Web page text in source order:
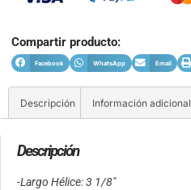
Compartir producto:
Facebook WhatsApp Email
Descripción Información adicional
Descripción
-Largo Hélice: 3 1/8″